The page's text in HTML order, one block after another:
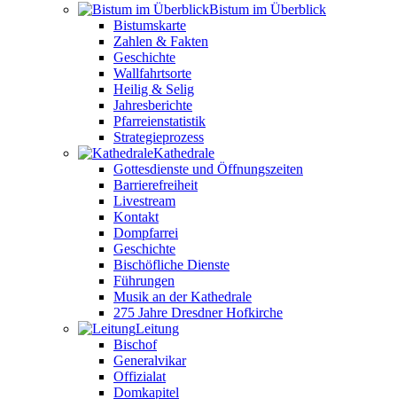
Bistum im Überblick
Bistumskarte
Zahlen & Fakten
Geschichte
Wallfahrtsorte
Heilig & Selig
Jahresberichte
Pfarreienstatistik
Strategieprozess
Kathedrale
Gottesdienste und Öffnungszeiten
Barrierefreiheit
Livestream
Kontakt
Dompfarrei
Geschichte
Bischöfliche Dienste
Führungen
Musik an der Kathedrale
275 Jahre Dresdner Hofkirche
Leitung
Bischof
Generalvikar
Offizialat
Domkapitel